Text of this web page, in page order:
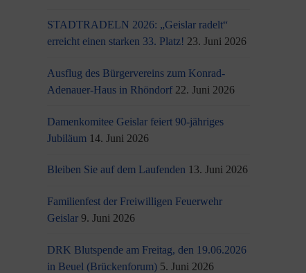
STADTRADELN 2026: „Geislar radelt“
erreicht einen starken 33. Platz! 23. Juni 2026
Ausflug des Bürgervereins zum Konrad-
Adenauer-Haus in Rhöndorf 22. Juni 2026
Damenkomitee Geislar feiert 90-jähriges
Jubiläum 14. Juni 2026
Bleiben Sie auf dem Laufenden 13. Juni 2026
Familienfest der Freiwilligen Feuerwehr
Geislar 9. Juni 2026
DRK Blutspende am Freitag, den 19.06.2026
in Beuel (Brückenforum) 5. Juni 2026